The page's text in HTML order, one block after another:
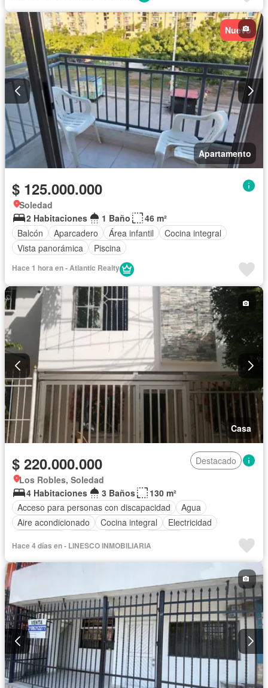
Nuevo
Apartamento
$ 125.000.000
Soledad
2 Habitaciones
1 Baño
46 m²
Balcón
Aparcadero Área infantil
Cocina integral
Vista panorámica
Piscina
Hace 1 hora en - Atlantic Realty
Casa
$ 220.000.000
Destacado
Los Robles, Soledad
4 Habitaciones
3 Baños
130 m²
Acceso para personas con discapacidad
Agua
Aire acondicionado
Cocina integral
Electricidad
Vista panorámica
Hace 4 días en - LINESCO INMOBILIARIA